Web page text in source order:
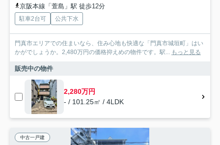
京阪本線「萱島」駅 徒歩12分
駐車2台可 公共下水
門真市エリアでの住まいなら、住み心地も快適な「門真市城垣町」はい
かがでしょうか。2,480万円の価格抑えめの物件です。駅... もっと見る
販売中の物件
2,280万円
- / 101.25㎡ / 4LDK
中古一戸建